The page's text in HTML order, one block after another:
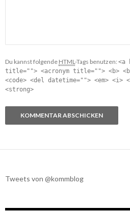
Du kannst folgende HTML -Tags benutzen: <a
title=""> <acronym title=""> <b>
<code> <del datetime=""> <em>
<strong>
Tweets von @kommblog